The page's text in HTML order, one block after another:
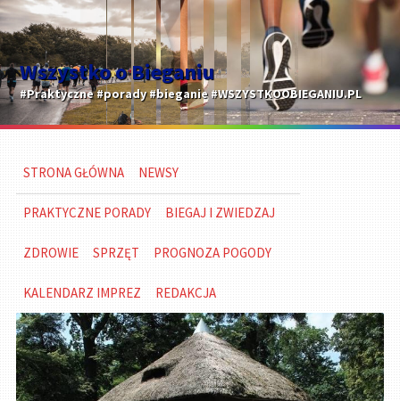
Wszystko o Bieganiu
#Praktyczne #porady #bieganie #WSZYSTKOOBIEGANIU.PL
STRONA GŁÓWNA NEWSY
PRAKTYCZNE PORADY BIEGAJ I ZWIEDZAJ
ZDROWIE SPRZĘT PROGNOZA POGODY
KALENDARZ IMPREZ REDAKCJA